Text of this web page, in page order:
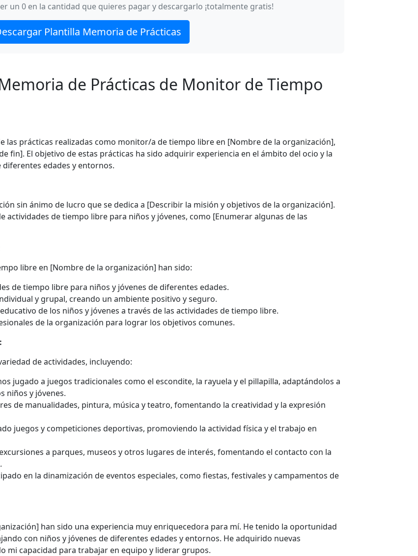
un 0 en la cantidad que quieres pagar y descargarlo ¡totalmente gratis!
Plantilla Memoria de Prácticas
de Prácticas de Monitor de Tiempo
las prácticas realizadas como monitor/a de tiempo libre en [Nombre de la organización],
fin]. El objetivo de estas prácticas ha sido adquirir experiencia en el ámbito del ocio y la
edades y entornos.
sin ánimo de lucro que se dedica a [Describir la misión y objetivos de la organización].
actividades de tiempo libre para niños y jóvenes, como [Enumerar algunas de las
libre en [Nombre de la organización] han sido:
de tiempo libre para niños y jóvenes de diferentes edades.
y grupal, creando un ambiente positivo y seguro.
de los niños y jóvenes a través de las actividades de tiempo libre.
de la organización para lograr los objetivos comunes.
de actividades, incluyendo:
jugado a juegos tradicionales como el escondite, la rayuela y el pillapilla, adaptándolos a
niños y jóvenes.
de manualidades, pintura, música y teatro, fomentando la creatividad y la expresión
juegos y competiciones deportivas, promoviendo la actividad física y el trabajo en
a parques, museos y otros lugares de interés, fomentando el contacto con la
en la dinamización de eventos especiales, como fiestas, festivales y campamentos de
han sido una experiencia muy enriquecedora para mí. He tenido la oportunidad
con niños y jóvenes de diferentes edades y entornos. He adquirido nuevas
mi capacidad para trabajar en equipo y liderar grupos.